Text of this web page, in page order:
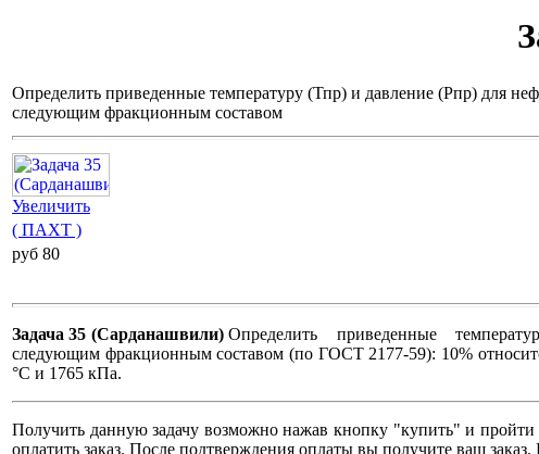
Определить приведенные температуру (Тпр) и давление (Рпр) для
следующим фракционным составом
Увеличить
( ПАХТ )
pуб 80
Задача 35 (Сарданашвили)Определить приведенные
следующим фракционным составом (по ГОСТ 2177-59): 10%
°С и 1765 кПа.
Получить данную задачу возможно нажав кнопку "купить" и
оплатить заказ. После подтверждения оплаты вы получите ваш